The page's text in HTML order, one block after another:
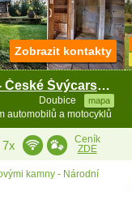
Wellness roubenka - České Švýcarsko - Lužické hory
Doubice mapa
automobilů a motocyklů
Zobrazit kontakty
7x
Ceník
ZDE
kamny - Národní